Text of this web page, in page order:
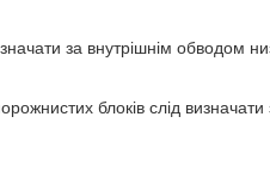
за внутрішнім обводом
блоків слід визначати